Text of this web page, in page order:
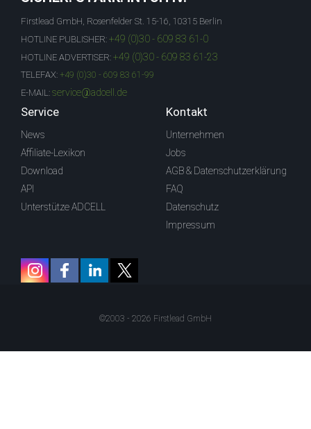
Firstlead GmbH, Rosenfelder St. 15-16, 10315 Berlin
HOTLINE PUBLISHER: +49 (0)30 - 609 83 61-0
HOTLINE ADVERTISER: +49 (0)30 - 609 83 61-23
TELEFAX: +49 (0)30 - 609 83 61-99
E-MAIL: service@adcell.de
Service
News
Affiliate-Lexikon
Download
API
Unterstütze ADCELL
Kontakt
Unternehmen
Jobs
AGB & Datenschutzerklärung
FAQ
Datenschutz
Impressum
©2003 - 2026 Firstlead GmbH